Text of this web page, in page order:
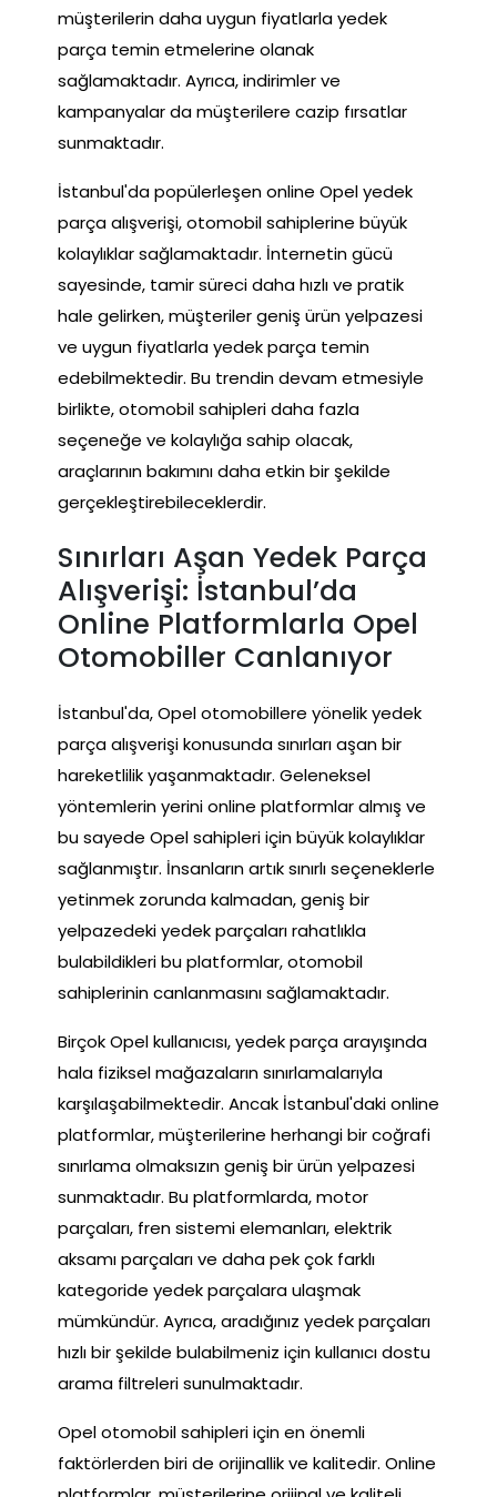
müşterilerin daha uygun fiyatlarla yedek
parça temin etmelerine olanak
sağlamaktadır. Ayrıca, indirimler ve
kampanyalar da müşterilere cazip fırsatlar
sunmaktadır.
İstanbul'da popülerleşen online Opel yedek
parça alışverişi, otomobil sahiplerine büyük
kolaylıklar sağlamaktadır. İnternetin gücü
sayesinde, tamir süreci daha hızlı ve pratik
hale gelirken, müşteriler geniş ürün yelpazesi
ve uygun fiyatlarla yedek parça temin
edebilmektedir. Bu trendin devam etmesiyle
birlikte, otomobil sahipleri daha fazla
seçeneğe ve kolaylığa sahip olacak,
araçlarının bakımını daha etkin bir şekilde
gerçekleştirebileceklerdir.
Sınırları Aşan Yedek Parça
Alışverişi: İstanbul’da
Online Platformlarla Opel
Otomobiller Canlanıyor
İstanbul'da, Opel otomobillere yönelik yedek
parça alışverişi konusunda sınırları aşan bir
hareketlilik yaşanmaktadır. Geleneksel
yöntemlerin yerini online platformlar almış ve
bu sayede Opel sahipleri için büyük kolaylıklar
sağlanmıştır. İnsanların artık sınırlı seçeneklerle
yetinmek zorunda kalmadan, geniş bir
yelpazedeki yedek parçaları rahatlıkla
bulabildikleri bu platformlar, otomobil
sahiplerinin canlanmasını sağlamaktadır.
Birçok Opel kullanıcısı, yedek parça arayışında
hala fiziksel mağazaların sınırlamalarıyla
karşılaşabilmektedir. Ancak İstanbul'daki online
platformlar, müşterilerine herhangi bir coğrafi
sınırlama olmaksızın geniş bir ürün yelpazesi
sunmaktadır. Bu platformlarda, motor
parçaları, fren sistemi elemanları, elektrik
aksamı parçaları ve daha pek çok farklı
kategoride yedek parçalara ulaşmak
mümkündür. Ayrıca, aradığınız yedek parçaları
hızlı bir şekilde bulabilmeniz için kullanıcı dostu
arama filtreleri sunulmaktadır.
Opel otomobil sahipleri için en önemli
faktörlerden biri de orijinallik ve kalitedir. Online